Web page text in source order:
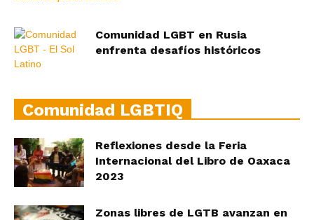
Comunidad LGBT en Rusia
enfrenta desafíos históricos
Comunidad LGBTIQ
Reflexiones desde la Feria
Internacional del Libro de Oaxaca
2023
Zonas libres de LGTB avanzan en